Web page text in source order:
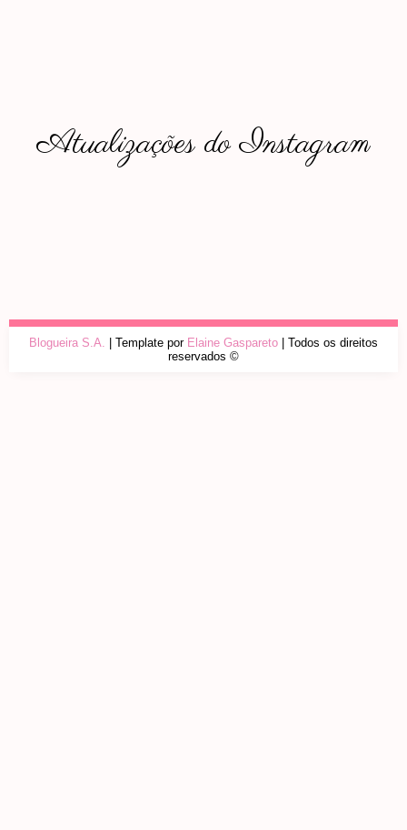
Atualizações do Instagram
Blogueira S.A. | Template por Elaine Gaspareto | Todos os direitos
reservados ©